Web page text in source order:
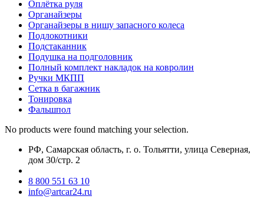
Оплётка руля
Органайзеры
Органайзеры в нишу запасного колеса
Подлокотники
Подстаканник
Подушка на подголовник
Полный комплект накладок на ковролин
Ручки МКПП
Сетка в багажник
Тонировка
Фальшпол
No products were found matching your selection.
РФ, Самарская область, г. о. Тольятти, улица Северная,
дом 30/стр. 2
8 800 551 63 10
info@artcar24.ru